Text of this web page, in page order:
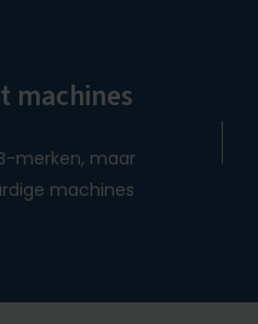
machines
merken, maar
machines